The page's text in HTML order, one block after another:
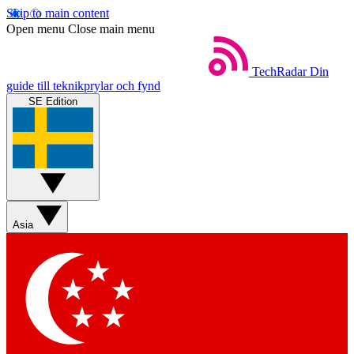
Skip to main content
Open menu Close main menu
TechRadar Din
guide till teknikprylar och fynd
SE Edition
Asia